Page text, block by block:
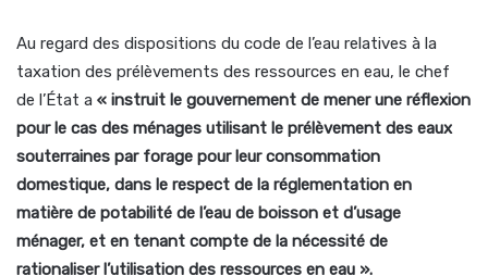
Au regard des dispositions du code de l’eau relatives à la
taxation des prélèvements des ressources en eau, le chef
de l’État a « instruit le gouvernement de mener une réflexion
pour le cas des ménages utilisant le prélèvement des eaux
souterraines par forage pour leur consommation
domestique, dans le respect de la réglementation en
matière de potabilité de l’eau de boisson et d’usage
ménager, et en tenant compte de la nécessité de
rationaliser l’utilisation des ressources en eau ».